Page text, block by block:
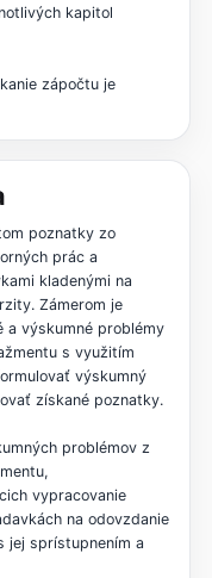
kapitol
zápočtu je
poznatky zo
prác a
kladenými na
Zámerom je
výskumné problémy
s využitím
výskumný
získané poznatky.
problémov z
vypracovanie
na odovzdanie
jej sprístupnením a